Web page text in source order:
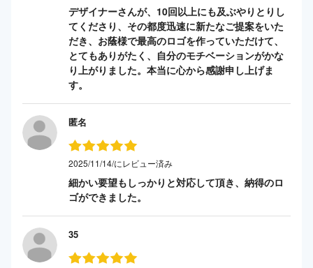
デザイナーさんが、10回以上にも及ぶやりとりし
てくださり、その都度迅速に新たなご提案をいた
だき、お蔭様で最高のロゴを作っていただけて、
とてもありがたく、自分のモチベーションがかな
り上がりました。本当に心から感謝申し上げま
す。
匿名
2025/11/14/にレビュー済み
細かい要望もしっかりと対応して頂き、納得のロ
ゴができました。
35